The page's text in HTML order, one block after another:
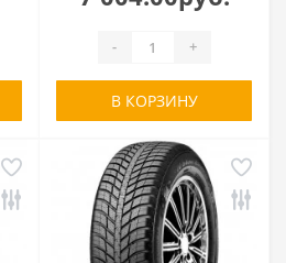
- +
В КОРЗИНУ